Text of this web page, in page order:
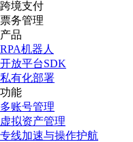
跨境支付
票务管理
产品
RPA机器人
开放平台SDK
私有化部署
功能
多账号管理
虚拟资产管理
专线加速与操作护航